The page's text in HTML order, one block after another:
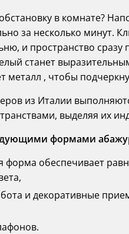
в комнате?
за несколько минут.
и пространство сразу
станет
металл , чтобы
из Италии
выделяя их
формами
форма обеспечивает
и декоративные